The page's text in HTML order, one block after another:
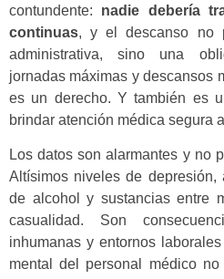
contundente: nadie debería
continuas, y el descanso no
administrativa, sino una
jornadas máximas y descansos
es un derecho. Y también es
brindar atención médica segura
Los datos son alarmantes y no
Altísimos niveles de depresión,
de alcohol y sustancias entre
casualidad. Son
inhumanas y entornos
mental del personal médico